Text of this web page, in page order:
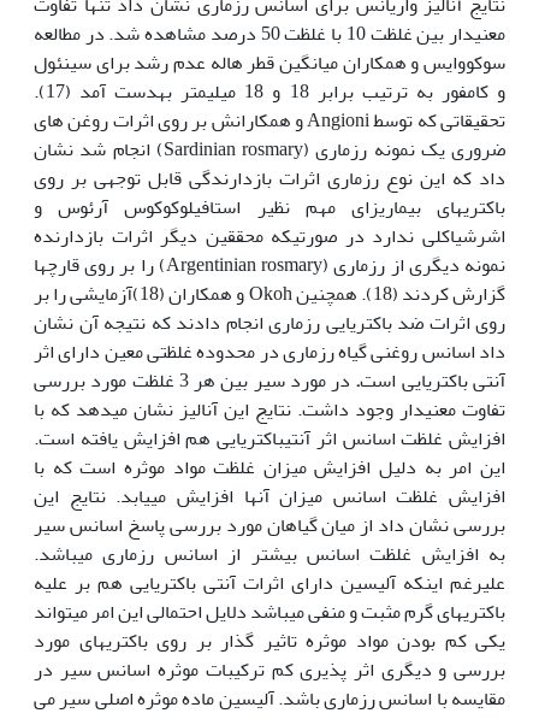
معنی‏دار بین غلظت 10 با غلظت 50 درصد مشاهده شد. در مطالعه
سوکووایس و همکاران میانگین قطر هاله عدم رشد برای سینئول
و کامفور به ترتیب برابر 18 و 18 میلی‏متر به‏دست آمد (17).
تحقیقاتی که توسط Angioni و همکارانش بر روی اثرات روغن های
ضروری یک نمونه رزماری (Sardinian rosmary) انجام شد نشان
داد که این نوع رزماری اثرات بازدارندگی قابل توجهی بر روی
باکتری‏های بیماری‏زای مهم نظیر استافیلوکوکوس آرئوس و
اشرشیاکلی ندارد در صورتی‏که محققین دیگر اثرات بازدارنده
نمونه دیگری از رزماری (Argentinian rosmary) را بر روی قارچ‏ها
گزارش کردند (18). همچنین Okoh و همکاران (18)آزمایشی را بر
روی اثرات ضد باکتریایی رزماری انجام دادند که نتیجه آن نشان
داد اسانس روغنی گیاه رزماری در محدوده غلظتی معین دارای اثر
آنتی باکتریایی است.
در مورد سیر بین هر 3 غلظت مورد بررسی
تفاوت معنی‏دار وجود داشت. نتایج این آنالیز نشان می‏دهد که با
افزایش غلظت اسانس اثر آنتی‏باکتریایی هم افزایش یافته است.
این امر به دلیل افزایش میزان غلظت مواد موثره است که با
افزایش غلظت اسانس میزان آن‏ها افزایش می‏یابد. نتایج این
بررسی نشان داد از میان گیاهان مورد بررسی پاسخ اسانس سیر
به افزایش غلظت اسانس بیشتر از اسانس رزماری می‏باشد.
علی‏رغم اینکه آلیسین دارای اثرات آنتی باکتریایی هم بر علیه
باکتری‏های گرم مثبت و منفی می‏باشد دلایل احتمالی این امر می‏تواند
یکی کم بودن مواد موثره تاثیر گذار بر روی باکتری‏های مورد
بررسی و دیگری اثر پذیری کم ترکیبات موثره اسانس سیر در
مقایسه با اسانس رزماری باشد. آلیسین ماده موثره اصلی سیر می